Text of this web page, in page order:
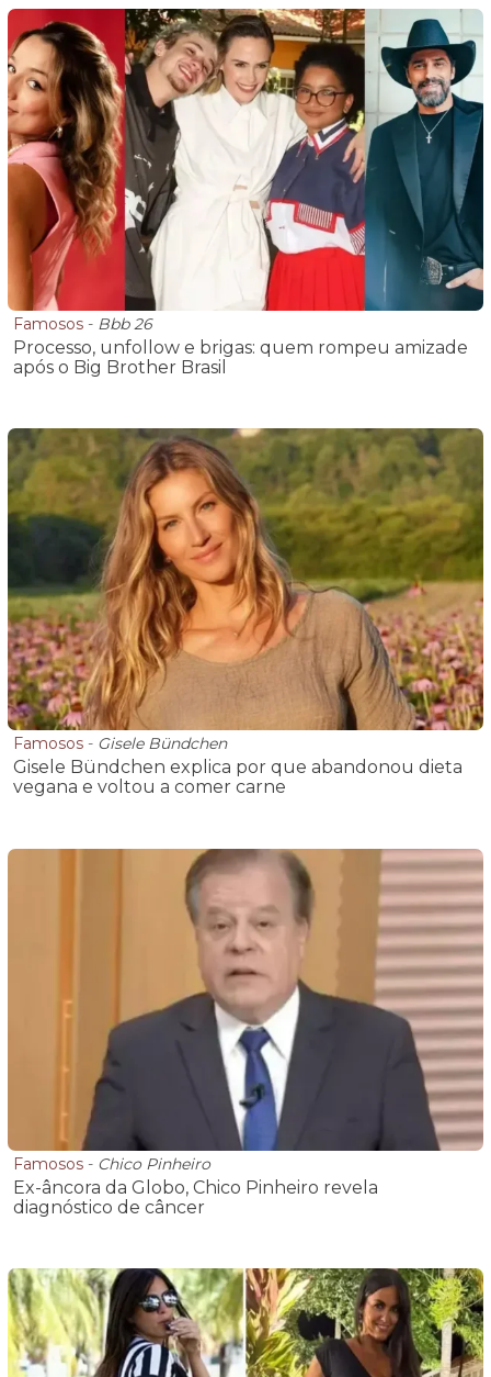
Famosos - Bbb 26
Processo, unfollow e brigas: quem rompeu amizade
após o Big Brother Brasil
Famosos - Gisele Bündchen
Gisele Bündchen explica por que abandonou dieta
vegana e voltou a comer carne
Famosos - Chico Pinheiro
Ex-âncora da Globo, Chico Pinheiro revela
diagnóstico de câncer